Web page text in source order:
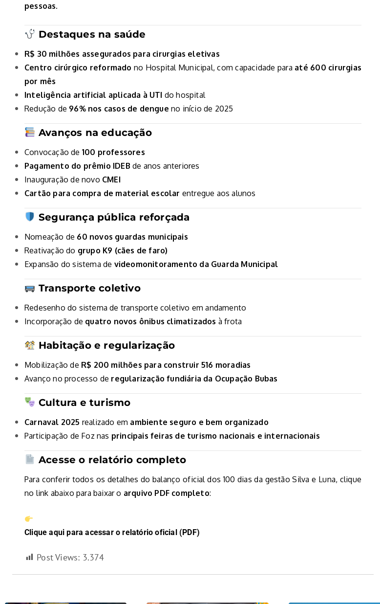
pessoas.
Destaques na saúde
R$ 30 milhões assegurados para cirurgias eletivas
Centro cirúrgico reformado no Hospital Municipal, com capacidade para até 600 cirurgias
por mês
Inteligência artificial aplicada à UTI do hospital
Redução de 96% nos casos de dengue no início de 2025
Avanços na educação
Convocação de 100 professores
Pagamento do prêmio IDEB de anos anteriores
Inauguração de novo CMEI
Cartão para compra de material escolar entregue aos alunos
Segurança pública reforçada
Nomeação de 60 novos guardas municipais
Reativação do grupo K9 (cães de faro)
Expansão do sistema de videomonitoramento da Guarda Municipal
Transporte coletivo
Redesenho do sistema de transporte coletivo em andamento
Incorporação de quatro novos ônibus climatizados à frota
Habitação e regularização
Mobilização de R$ 200 milhões para construir 516 moradias
Avanço no processo de regularização fundiária da Ocupação Bubas
Cultura e turismo
Carnaval 2025 realizado em ambiente seguro e bem organizado
Participação de Foz nas principais feiras de turismo nacionais e internacionais
Acesse o relatório completo
Para conferir todos os detalhes do balanço oficial dos 100 dias da gestão Silva e Luna, clique
no link abaixo para baixar o arquivo PDF completo:
Clique aqui para acessar o relatório oficial (PDF)
Post Views: 3.374